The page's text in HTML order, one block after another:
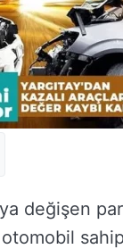
değişen
otomobil